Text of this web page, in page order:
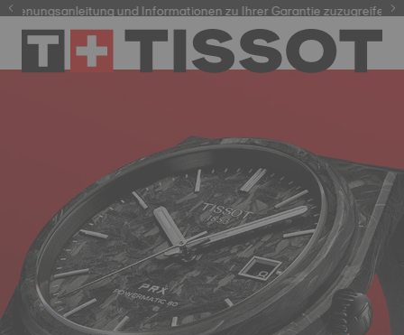
und Informationen zu Ihrer Garantie zuzugreifen